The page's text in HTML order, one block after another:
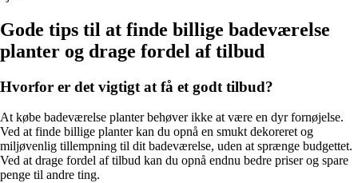
Gode tips til at finde billige badeværelse
planter og drage fordel af tilbud
Hvorfor er det vigtigt at få et godt tilbud?
At købe badeværelse planter behøver ikke at være en dyr fornøjelse.
Ved at finde billige planter kan du opnå en smukt dekoreret og
miljøvenlig tillempning til dit badeværelse, uden at sprænge budgettet.
Ved at drage fordel af tilbud kan du opnå endnu bedre priser og spare
penge til andre ting.